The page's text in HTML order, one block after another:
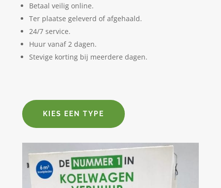
Betaal veilig online.
Ter plaatse geleverd of afgehaald.
24/7 service.
Huur vanaf 2 dagen.
Stevige korting bij meerdere dagen.
KIES EEN TYPE